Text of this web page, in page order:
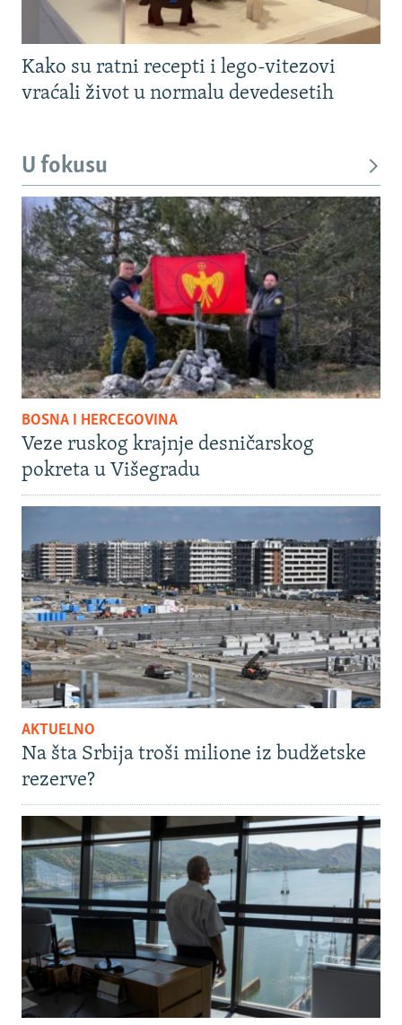
Kako su ratni recepti i lego-vitezovi
vraćali život u normalu devedesetih
U fokusu
BOSNA I HERCEGOVINA
Veze ruskog krajnje desničarskog
pokreta u Višegradu
AKTUELNO
Na šta Srbija troši milione iz budžetske
rezerve?